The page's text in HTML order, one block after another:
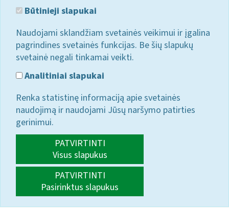
Būtinieji slapukai
Naudojami sklandžiam svetainės veikimui ir įgalina
pagrindines svetainės funkcijas. Be šių slapukų
svetainė negali tinkamai veikti.
Analitiniai slapukai
Renka statistinę informaciją apie svetainės
naudojimą ir naudojami Jūsų naršymo patirties
gerinimui.
PATVIRTINTI
Visus slapukus
PATVIRTINTI
Pasirinktus slapukus